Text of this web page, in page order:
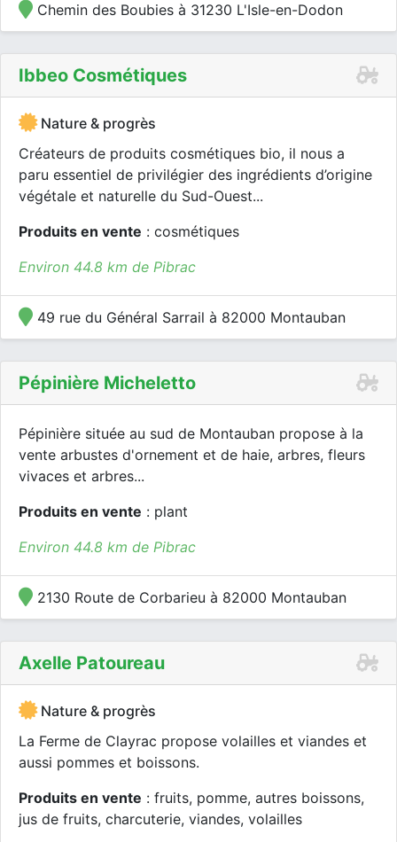
Chemin des Boubies à 31230 L'Isle-en-Dodon
Ibbeo Cosmétiques
Nature & progrès
Créateurs de produits cosmétiques bio, il nous a
paru essentiel de privilégier des ingrédients d’origine
végétale et naturelle du Sud-Ouest...
Produits en vente : cosmétiques
Environ 44.8 km de Pibrac
49 rue du Général Sarrail à 82000 Montauban
Pépinière Micheletto
Pépinière située au sud de Montauban propose à la
vente arbustes d'ornement et de haie, arbres, fleurs
vivaces et arbres...
Produits en vente : plant
Environ 44.8 km de Pibrac
2130 Route de Corbarieu à 82000 Montauban
Axelle Patoureau
Nature & progrès
La Ferme de Clayrac propose volailles et viandes et
aussi pommes et boissons.
Produits en vente : fruits, pomme, autres boissons,
jus de fruits, charcuterie, viandes, volailles